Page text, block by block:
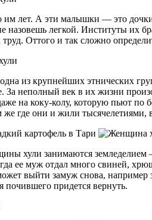
им лет. А эти малышки — это
назовешь легкой. Институты их
Оттого и так сложно
из крупнейших этнических
За неполный век в их жизни
на коку-колу, которую пьют
где они и жили тысячелетиями,
хули занимаются
ее муж отдал много свиней,
выйти замуж снова,
почившего придется вернуть.